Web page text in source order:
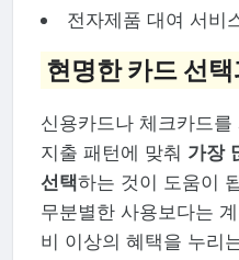
전자제품 대여 서비
현명한 카드 선
신용카드나 체크카드
지출 패턴에 맞춰 가장
선택하는 것이 도움이
무분별한 사용보다는
비 이상의 혜택을 누리